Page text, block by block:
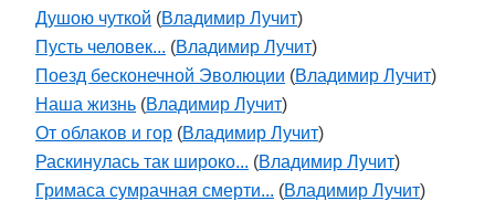
Душою чуткой (Владимир Лучит)
Пусть человек... (Владимир Лучит)
Поезд бесконечной Эволюции (Владимир Лучит)
Наша жизнь (Владимир Лучит)
От облаков и гор (Владимир Лучит)
Раскинулась так широко... (Владимир Лучит)
Гримаса сумрачная смерти... (Владимир Лучит)